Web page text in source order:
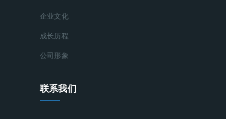
企业文化
成长历程
公司形象
联系我们